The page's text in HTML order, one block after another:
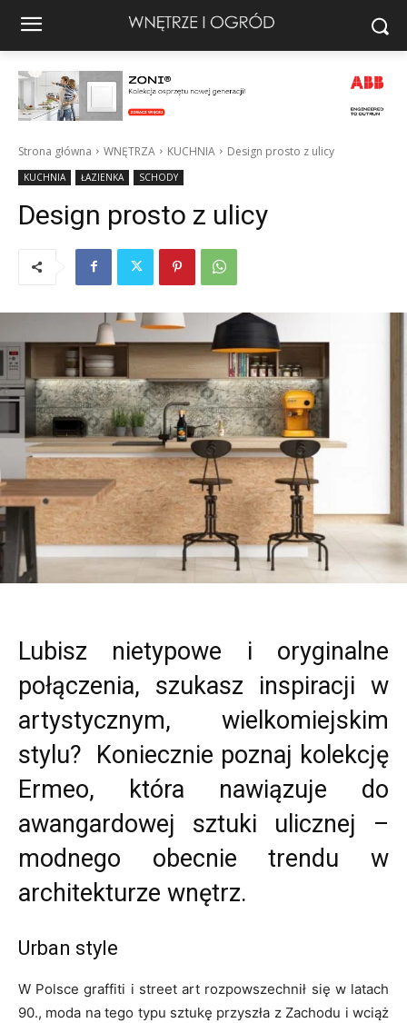
Strona główna WNĘTRZA KUCHNIA Design prosto z ulicy
KUCHNIA ŁAZIENKA SCHODY
Design prosto z ulicy
Lubisz nietypowe i oryginalne
połączenia, szukasz inspiracji w
artystycznym, wielkomiejskim
stylu? Koniecznie poznaj kolekcję
Ermeo, która nawiązuje do
awangardowej sztuki ulicznej –
modnego obecnie trendu w
architekturze wnętrz.
Urban style
W Polsce graffiti i street art rozpowszechnił się w latach
90., moda na tego typu sztukę przyszła z Zachodu i wciąż